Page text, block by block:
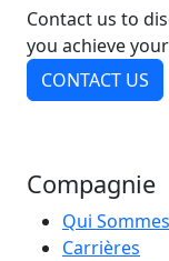
Contact us to
you achieve
CONTACT US
Compagnie
Qui
Carrières